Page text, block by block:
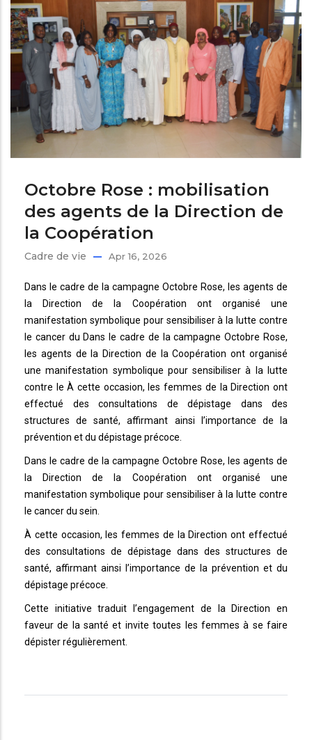
Octobre Rose : mobilisation
des agents de la Direction de
la Coopération
Cadre de vie Apr 16, 2026
Dans le cadre de la campagne Octobre Rose, les agents de
la Direction de la Coopération ont organisé une
manifestation symbolique pour sensibiliser à la lutte contre
le cancer du Dans le cadre de la campagne Octobre Rose,
les agents de la Direction de la Coopération ont organisé
une manifestation symbolique pour sensibiliser à la lutte
contre le À cette occasion, les femmes de la Direction ont
effectué des consultations de dépistage dans des
structures de santé, affirmant ainsi l’importance de la
prévention et du dépistage précoce.
Dans le cadre de la campagne Octobre Rose, les agents de
la Direction de la Coopération ont organisé une
manifestation symbolique pour sensibiliser à la lutte contre
le cancer du sein.
À cette occasion, les femmes de la Direction ont effectué
des consultations de dépistage dans des structures de
santé, affirmant ainsi l’importance de la prévention et du
dépistage précoce.
Cette initiative traduit l’engagement de la Direction en
faveur de la santé et invite toutes les femmes à se faire
dépister régulièrement.